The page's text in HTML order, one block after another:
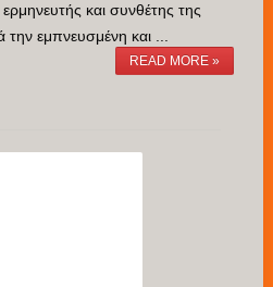
και συνθέτης της
την εμπνευσμένη και ...
READ MORE »